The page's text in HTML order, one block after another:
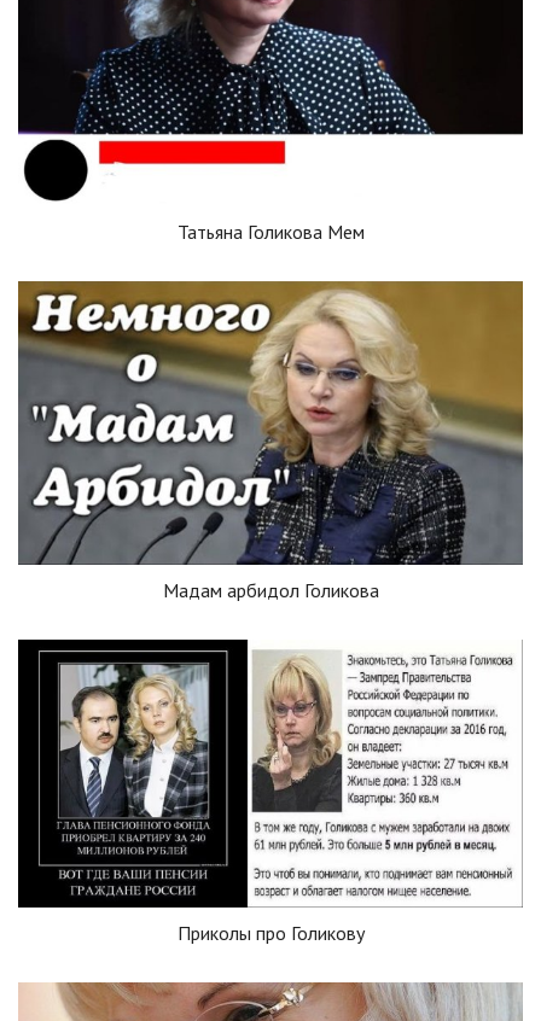
Татьяна Голикова Мем
Мадам арбидол Голикова
Приколы про Голикову